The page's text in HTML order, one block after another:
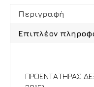
Περιγραφή
Επιπλέον
ΠΡΟΕΝΤΑΤΗΡΑΣ